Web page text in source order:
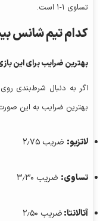
تساوی ۱-۱ است.
کدام تیم شانس
بهترین ضرایب برای این
اگر به دنبال شرط‌بندی
بهترین ضرایب به این
لاتزیو: ضریب ۲٫۷۵
تساوی: ضریب ۳٫۳۰
آتالانتا:ضریب ۲٫۵۰